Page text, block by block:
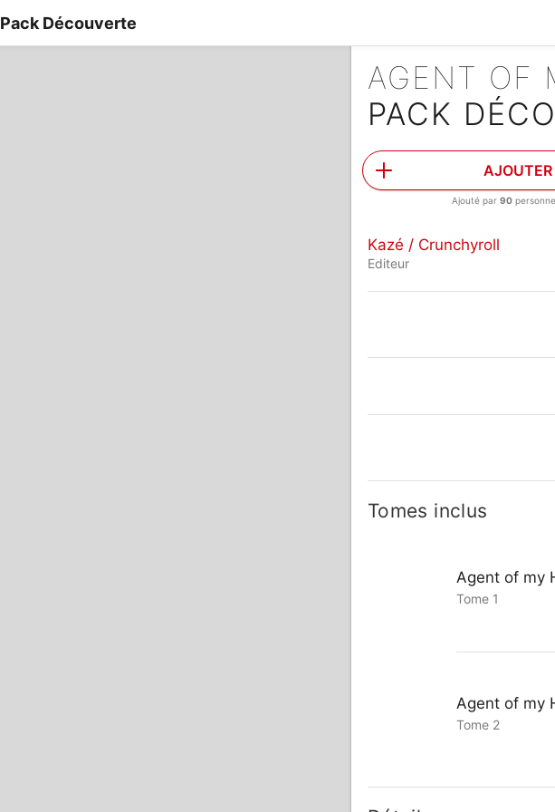
Pack Découverte
AGENT OF
PACK
AJOUTER
Ajouté par90
Kazé / Crunchyroll
Editeur
Tomes inclus
Agent of my
Tome 1
Agent of my
Tome 2